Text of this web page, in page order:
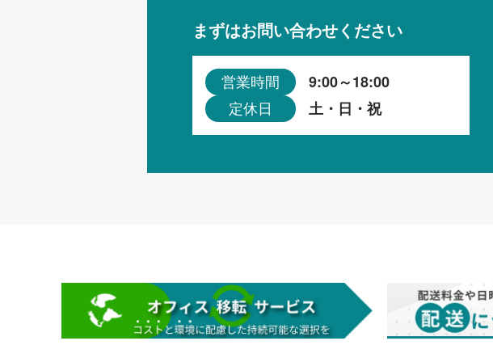
まずはお問い合わせください
営業時間 9:00～18:00
定休日 土・日・祝